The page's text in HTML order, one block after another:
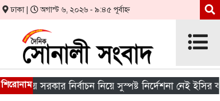
ঢাকা | অগাস্ট ৬, ২০২৬ - ৯:৪৫ পূর্বাহ্ন
শিরোনামসরকার নির্বাচন নিয়ে সুস্পষ্ট নির্দেশনা নেই ইসির কাছে